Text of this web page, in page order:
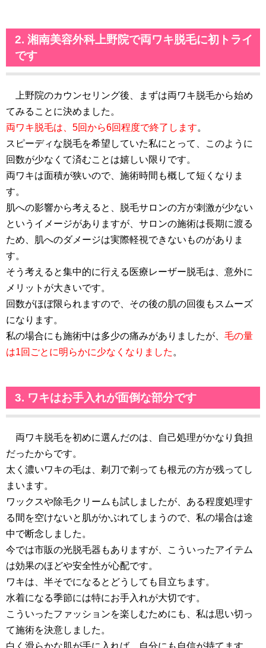
2. 湘南美容外科上野院で両ワキ脱毛に初トライ
です
上野院のカウンセリング後、まずは両ワキ脱毛から始め
てみることに決めました。
両ワキ脱毛は、5回から6回程度で終了します。
スピーディな脱毛を希望していた私にとって、このように
回数が少なくて済むことは嬉しい限りです。
両ワキは面積が狭いので、施術時間も概して短くなりま
す。
肌への影響から考えると、脱毛サロンの方が刺激が少ない
というイメージがありますが、サロンの施術は長期に渡る
ため、肌へのダメージは実際軽視できないものがありま
す。
そう考えると集中的に行える医療レーザー脱毛は、意外に
メリットが大きいです。
回数がほぼ限られますので、その後の肌の回復もスムーズ
になります。
私の場合にも施術中は多少の痛みがありましたが、 毛の量
は1回ごとに明らかに少なくなりました 。
3. ワキはお手入れが面倒な部分です
両ワキ脱毛を初めに選んだのは、自己処理がかなり負担
だったからです。
太く濃いワキの毛は、剃刀で剃っても根元の方が残ってし
まいます。
ワックスや除毛クリームも試しましたが、ある程度処理す
る間を空けないと肌がかぶれてしまうので、私の場合は途
中で断念しました。
今では市販の光脱毛器もありますが、こういったアイテム
は効果のほどや安全性が心配です。
ワキは、半そでになるとどうしても目立ちます。
水着になる季節には特にお手入れが大切です。
こういったファッションを楽しむためにも、私は思い切っ
て施術を決意しました。